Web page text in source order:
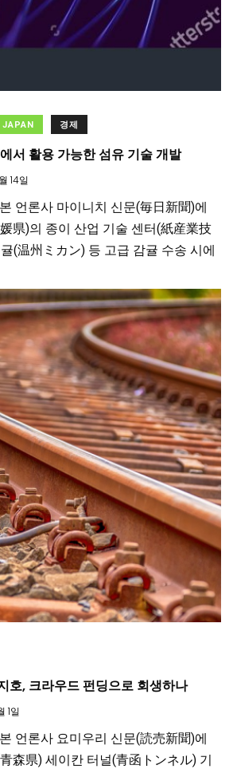
JAPAN 경제
서 활용 가능한 섬유 기술 개발
14일
언론사 마이니치 신문(毎日新聞)에
県)의 종이 산업 기술 센터(紙産業技
(温州ミカン) 등 고급 감귤 수송 시에
호, 크라우드 펀딩으로 회생하나
1일
언론사 요미우리 신문(読売新聞)에
森県) 세이칸 터널(青函トンネル) 기